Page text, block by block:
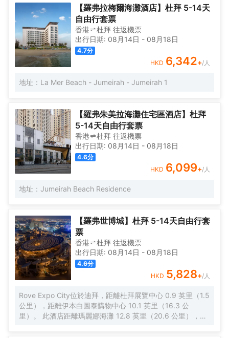
的客房和套房。房內空間寬敞，裝飾豪華，配有嶄新的設施，從標
準客房到套房，應有盡有，是商務出行和休閒度假及家庭同行旅客
的理想去處。阿爾班德爾羅塔納酒店還提供羅塔納俱樂部客房，可
享受額外福利，其中包括專屬行政酒廊和個性化貼心服務。酒店提
供五大餐飲場所，從供應季節性當地特色美食的Gusto意式餐廳，到
美食酒吧Madisson 's 酒吧和餐廳，滿足您各種場合和口味的需求。
對於休閒餐點，全天候餐廳Salt & Pepper則是絕佳之選；而在
配備露台，可讓您俯瞰迪拜灣的美麗景色以及迪拜壯麗的城市景
鮮小吃。
世界著名的集市。酒店距離設計新穎的Rise迪拜灣港口開發項目也
僅有幾分鐘的車程，這裏是現場音樂演奏會、DJ秀、電影放映和休
閒餐飲的雲集之地。這座建築風格現代的酒店擁有190間設計獨特
的客房和套房。房內空間寬敞，裝飾豪華，配有嶄新的設施，從標
準客房到套房，應有盡有，是商務出行和休閒度假及家庭同行旅客
的理想去處。阿爾班德爾羅塔納酒店還提供羅塔納俱樂部客房，可
享受額外福利，其中包括專屬行政酒廊和個性化貼心服務。酒店提
美食酒吧Madisson 's 酒吧和餐廳，滿足您各種場合和口味的需求。
Vanilla大堂酒廊，您可以靜心品嚐茶水、咖啡和小吃。所有餐廳均
配備露台，可讓您俯瞰迪拜灣的美麗景色以及迪拜壯麗的城市景
觀。此外，在The Deck Pool Lounge，您可以品嚐到清涼飲料和新
鮮小吃。
【羅弗拉梅爾海灘酒店】杜拜 5-14天
自由行套票
香港 杜拜 往返機票
出行日期: 08月14日 - 08月18日
4.7分
HKD 6,342+/人
地址：La Mer Beach - Jumeirah - Jumeirah 1
【羅弗朱美拉海灘住宅區酒店】杜拜
5-14天自由行套票
香港 杜拜 往返機票
出行日期: 08月14日 - 08月18日
4.6分
HKD 6,099+/人
地址：Jumeirah Beach Residence
【羅弗世博城】杜拜 5-14天自由行套
票
香港 杜拜 往返機票
出行日期: 08月14日 - 08月18日
4.6分
HKD 5,828+/人
Rove Expo City位於迪拜，距離杜拜展覽中心 0.9 英里（1.5
公里），距離伊本白圖泰購物中心 10.1 英里（16.3 公
里）。 此酒店距離瑪麗娜海灘 12.8 英里（20.6 公里），距